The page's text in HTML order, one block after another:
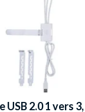
USB 2.0 1 vers